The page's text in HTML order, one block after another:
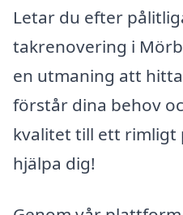
Letar du efter
takrenovering i
en utmaning att
förstår dina behov
kvalitet till ett rimligt
hjälpa dig!